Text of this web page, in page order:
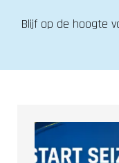
Blijf op de hoogte